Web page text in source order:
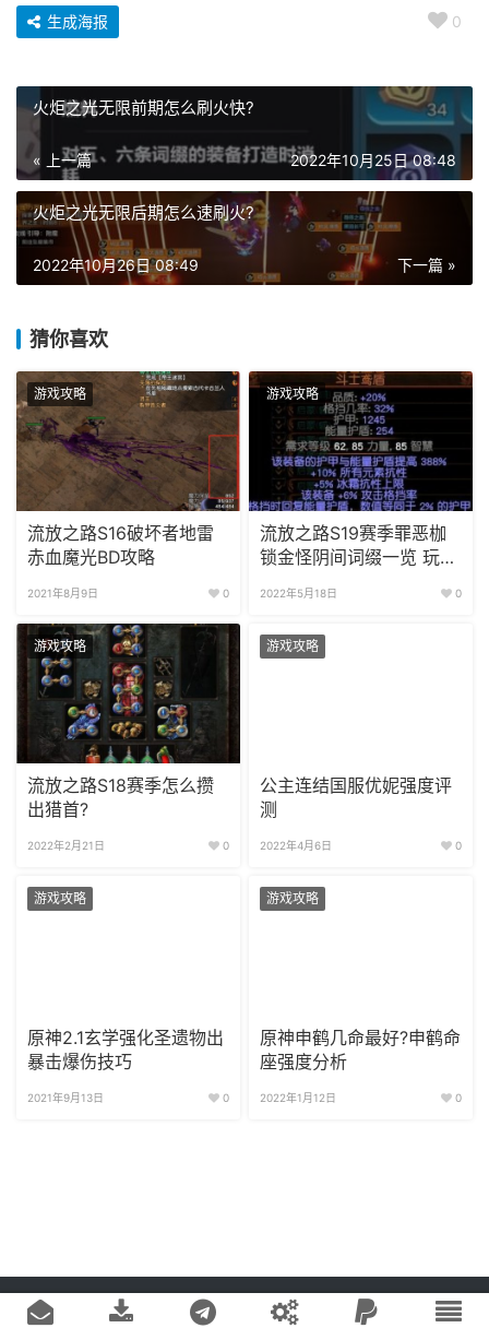
0
生成海报
火炬之光无限前期怎么刷火快?
« 上一篇 2022年10月25日 08:48
火炬之光无限后期怎么速刷火?
下一篇 »
2022年10月26日 08:49
猜你喜欢
游戏攻略
流放之路S16破坏者地雷
赤血魔光BD攻略
2021年8月9日 0
游戏攻略
流放之路S19赛季罪恶枷
锁金怪阴间词缀一览 玩家
2022年5月18日 0
游戏攻略
流放之路S18赛季怎么攒
出猎首?
2022年2月21日 0
游戏攻略
公主连结国服优妮强度评
测
2022年4月6日 0
游戏攻略
原神2.1玄学强化圣遗物出
暴击爆伤技巧
2021年9月13日 0
游戏攻略
原神申鹤几命最好?申鹤命
座强度分析
2022年1月12日 0
Copyright © 2020 游戏易站 版权所有 鄂ICP备2022019269号-1 网站地图